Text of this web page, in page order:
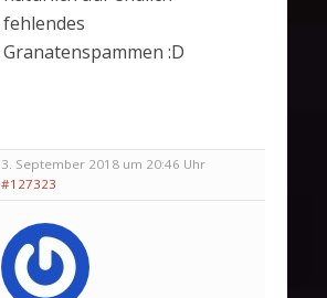
fehlendes
Granatenspammen :D
3. September 2018 um 20:46 Uhr
#127323